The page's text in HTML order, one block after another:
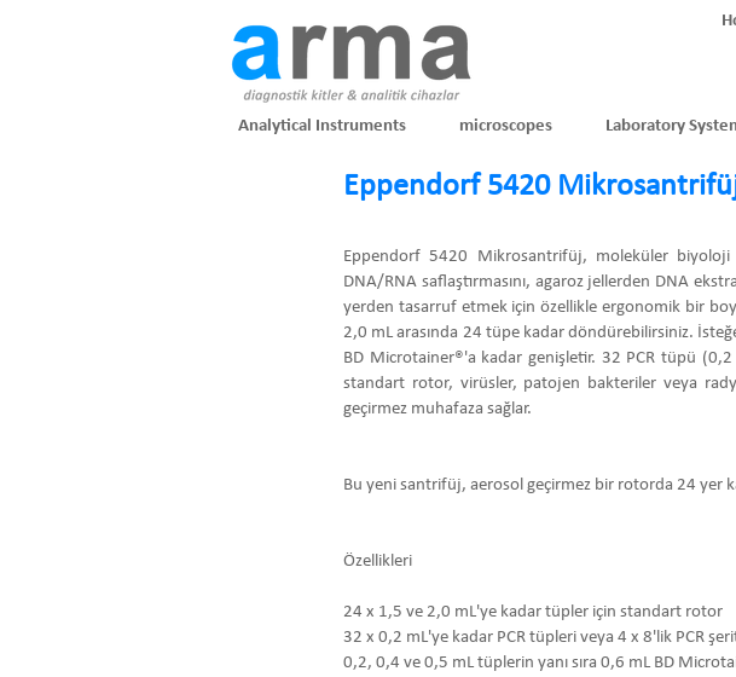
Analytical Instruments microscopes Laboratory
Eppendorf 5420
Eppendorf 5420 Mikrosantrifüj, moleküler biyoloji
DNA/RNA saflaştırmasını, agaroz jellerden DNA
yerden tasarruf etmek için özellikle ergonomik bir
2,0 mL arasında 24 tüpe kadar döndürebilirsiniz.
BD Microtainer®'a kadar genişletir. 32 PCR tüpü
standart rotor, virüsler, patojen bakteriler veya
geçirmez muhafaza sağlar.
Bu yeni santrifüj, aerosol geçirmez bir rotorda 24 yer
Özellikleri
24 x 1,5 ve 2,0 mL'ye kadar tüpler için standart rotor
32 x 0,2 mL'ye kadar PCR tüpleri veya 4 x 8'lik PCR
0,2, 0,4 ve 0,5 mL tüplerin yanı sıra 0,6 mL BD